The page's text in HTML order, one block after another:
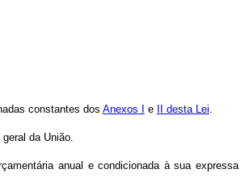
constantes dos Anexos I e II desta Lei.
da União.
anual e condicionada à sua expressa